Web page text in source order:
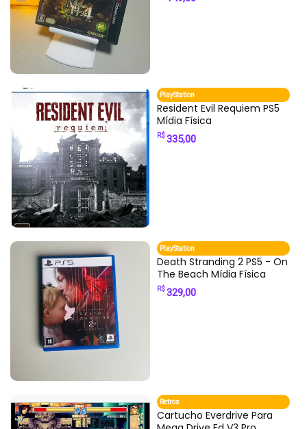
PlayStation
Resident Evil Requiem PS5
Mídia Física
R$335,00
PlayStation
Death Stranding 2 PS5 - On
The Beach Mídia Física
R$329,00
Retros
Cartucho Everdrive Para